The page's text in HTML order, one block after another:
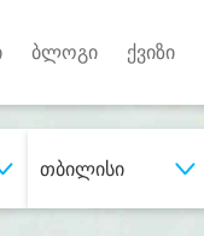
ბლოგი ქვიზი
თბილისი